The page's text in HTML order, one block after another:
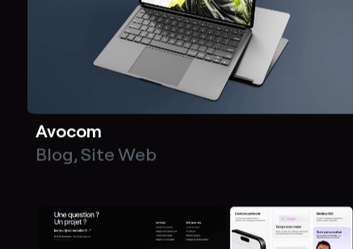
Avocom
Blog,Site Web